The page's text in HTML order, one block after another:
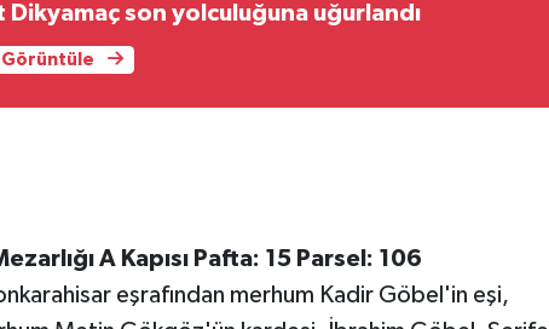
Dikyamaç son yolculuğuna uğurlandı
Görüntüle
A Kapısı Pafta: 15 Parsel: 106
eşrafından merhum Kadir Göbel'in eşi,